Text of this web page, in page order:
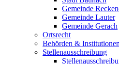
Gemeinde
Gemeinde Lauter
Gemeinde Gerach
Ortsrecht
Behörden & Institutionen
Stellenausschreibung